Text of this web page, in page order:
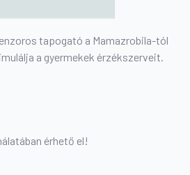
tapogató a Mamazrobila-tól
a gyermekek érzékszerveit.
érhető el!